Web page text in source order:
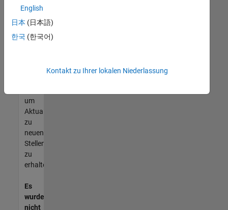
Ihren
entsprechen,
werden
unseres
um
Aktualisierungen
zu
neuen
Stellenangeboten
zu
erhalten.
Es
wurden
nicht
English
日本 (日本語)
한국 (한국어)
Kontakt zu Ihrer lokalen Niederlassung